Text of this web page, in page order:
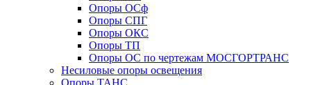
Опоры ОСф
Опоры СПГ
Опоры ОКС
Опоры ТП
Опоры ОС по чертежам МОСГОРТРАНС
Несиловые опоры освещения
Опоры ТАНС